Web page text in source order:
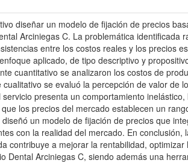
diseñar un modelo de fijación de precios
Arciniegas C. La problemática identificada
entre los costos reales y los precios
aplicado, de tipo descriptivo y
cuantitativo se analizaron los costos de
se evaluó la percepción de valor de
presenta un comportamiento
los precios del mercado establecen un
un modelo de fijación de precios que
con la realidad del mercado. En
contribuye a mejorar la rentabilidad,
Dental Arciniegas C, siendo además una